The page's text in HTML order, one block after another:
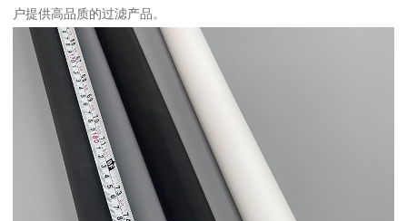
户提供高品质的过滤产品。